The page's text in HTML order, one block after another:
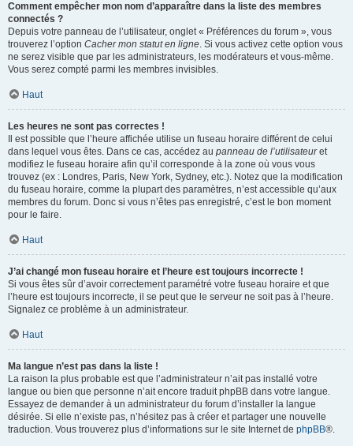
Comment empêcher mon nom d’apparaître dans la liste des membres
connectés ?
Depuis votre panneau de l’utilisateur, onglet « Préférences du forum », vous
trouverez l’option Cacher mon statut en ligne. Si vous activez cette option vous
ne serez visible que par les administrateurs, les modérateurs et vous-même.
Vous serez compté parmi les membres invisibles.
Haut
Les heures ne sont pas correctes !
Il est possible que l’heure affichée utilise un fuseau horaire différent de celui
dans lequel vous êtes. Dans ce cas, accédez au panneau de l’utilisateuret
modifiez le fuseau horaire afin qu’il corresponde à la zone où vous vous
trouvez (ex : Londres, Paris, New York, Sydney, etc.). Notez que la modification
du fuseau horaire, comme la plupart des paramètres, n’est accessible qu’aux
membres du forum. Donc si vous n’êtes pas enregistré, c’est le bon moment
pour le faire.
Haut
J’ai changé mon fuseau horaire et l’heure est toujours incorrecte !
Si vous êtes sûr d’avoir correctement paramétré votre fuseau horaire et que
l’heure est toujours incorrecte, il se peut que le serveur ne soit pas à l’heure.
Signalez ce problème à un administrateur.
Haut
Ma langue n’est pas dans la liste !
La raison la plus probable est que l’administrateur n’ait pas installé votre
langue ou bien que personne n’ait encore traduit phpBB dans votre langue.
Essayez de demander à un administrateur du forum d’installer la langue
désirée. Si elle n’existe pas, n’hésitez pas à créer et partager une nouvelle
traduction. Vous trouverez plus d’informations sur le site Internet de phpBB®.